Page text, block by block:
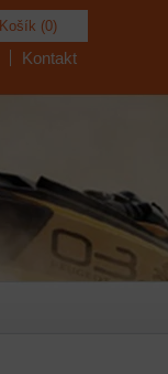
Košík (0)
Kontakt